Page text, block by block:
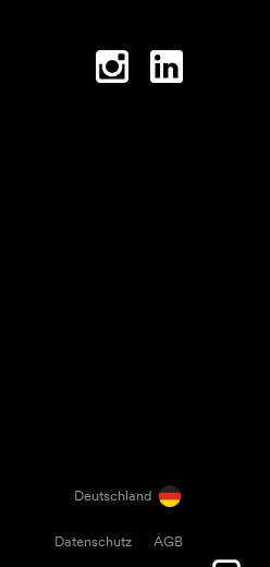
Deutschland
Datenschutz AGB